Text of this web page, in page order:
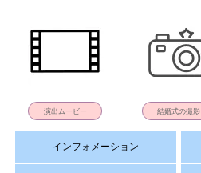
演出ムービー 結婚式の撮影
インフォメーション